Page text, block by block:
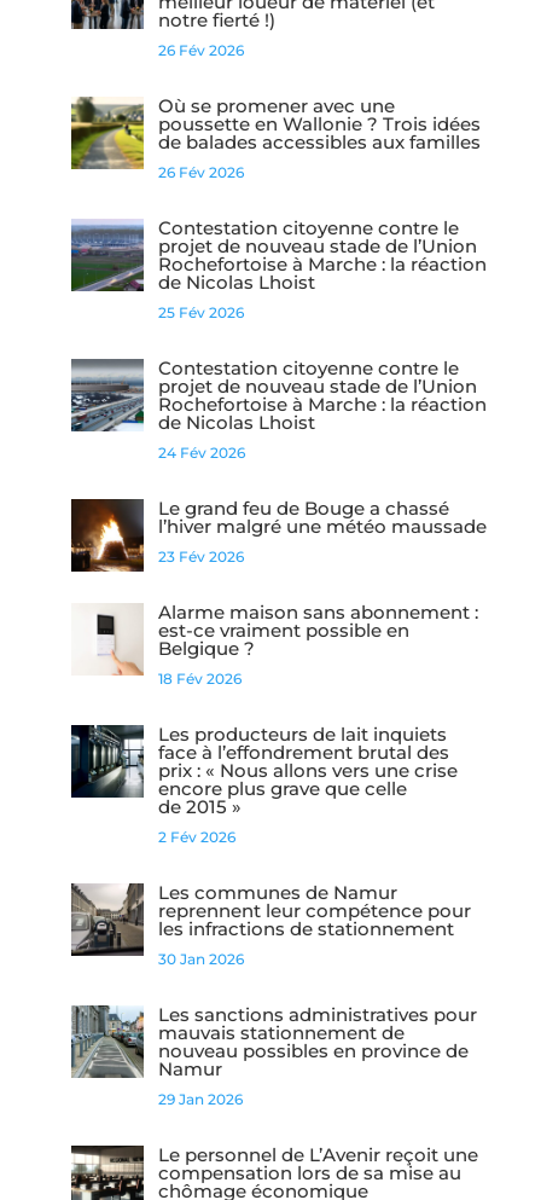
notre fierté !)
26 Fév 2026
Où se promener avec une
poussette en Wallonie ? Trois idées
de balades accessibles aux familles
26 Fév 2026
Contestation citoyenne contre le
projet de nouveau stade de l’Union
Rochefortoise à Marche : la réaction
de Nicolas Lhoist
25 Fév 2026
Contestation citoyenne contre le
projet de nouveau stade de l’Union
Rochefortoise à Marche : la réaction
de Nicolas Lhoist
24 Fév 2026
Le grand feu de Bouge a chassé
l’hiver malgré une météo maussade
23 Fév 2026
Alarme maison sans abonnement :
est-ce vraiment possible en
Belgique ?
18 Fév 2026
Les producteurs de lait inquiets
face à l’effondrement brutal des
prix : « Nous allons vers une crise
encore plus grave que celle
de 2015 »
2 Fév 2026
Les communes de Namur
reprennent leur compétence pour
les infractions de stationnement
30 Jan 2026
Les sanctions administratives pour
mauvais stationnement de
nouveau possibles en province de
Namur
29 Jan 2026
Le personnel de L’Avenir reçoit une
compensation lors de sa mise au
chômage économique